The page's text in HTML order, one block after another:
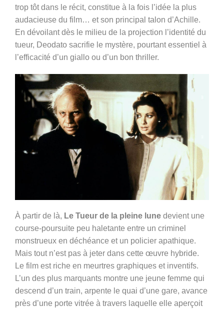
trop tôt dans le récit, constitue à la fois l’idée la plus
audacieuse du film… et son principal talon d’Achille.
En dévoilant dès le milieu de la projection l’identité du
tueur, Deodato sacrifie le mystère, pourtant essentiel à
l’efficacité d’un giallo ou d’un bon thriller.
À partir de là, Le Tueur de la pleine lune devient une
course-poursuite peu haletante entre un criminel
monstrueux en déchéance et un policier apathique.
Mais tout n’est pas à jeter dans cette œuvre hybride.
Le film est riche en meurtres graphiques et inventifs.
L’un des plus marquants montre une jeune femme qui
descend d’un train, arpente le quai d’une gare, avance
près d’une porte vitrée à travers laquelle elle aperçoit